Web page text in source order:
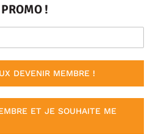
PROMO !
DEVENIR MEMBRE !
ET JE SOUHAITE ME